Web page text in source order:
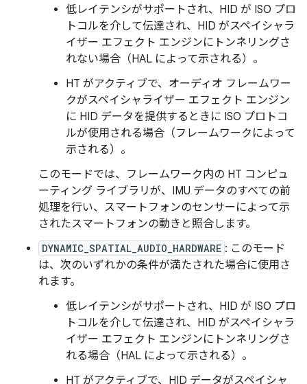
低レイテンシがサポートされ、HID が ISO プロ
トコルを介して伝達され、HID がスペイシャラ
イザー エフェクト エンジンにトンネリングさ
れない場合（HAL によって示される）。
HT がアクティブで、オーディオ フレームワー
クがスペイシャライザー エフェクト エンジン
に HID データを提供するときに ISO プロトコ
ルが使用される場合（フレームワークによって
示される）。
このモードでは、フレームワーク内の HT コンピュ
ーティング ライブラリが、IMU データのすべての前
処理を行い、スマートフォンのセンサーによって示
されたスマートフォンの動きと照合します。
DYNAMIC_SPATIAL_AUDIO_HARDWARE : このモード
は、次のいずれかの条件が満たされた場合に使用さ
れます。
低レイテンシがサポートされ、HID が ISO プロ
トコルを介して伝達され、HID がスペイシャラ
イザー エフェクト エンジンにトンネリングさ
れる場合（HAL によって示される）。
HT がアクティブで、HID データがスペイシャ